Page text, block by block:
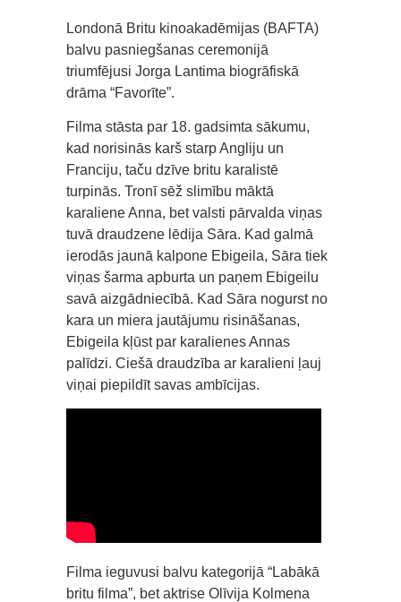
Londonā Britu kinoakadēmijas (BAFTA)
balvu pasniegšanas ceremonijā
triumfējusi Jorga Lantima biogrāfiskā
drāma “Favorīte”.
Filma stāsta par 18. gadsimta sākumu,
kad norisinās karš starp Angliju un
Franciju, taču dzīve britu karalistē
turpinās. Tronī sēž slimību māktā
karaliene Anna, bet valsti pārvalda viņas
tuvā draudzene lēdija Sāra. Kad galmā
ierodās jaunā kalpone Ebigeila, Sāra tiek
viņas šarma apburta un paņem Ebigeilu
savā aizgādniecībā. Kad Sāra nogurst no
kara un miera jautājumu risināšanas,
Ebigeila kļūst par karalienes Annas
palīdzi. Ciešā draudzība ar karalieni ļauj
viņai piepildīt savas ambīcijas.
Filma ieguvusi balvu kategorijā “Labākā
britu filma”, bet aktrise Olīvija Kolmena